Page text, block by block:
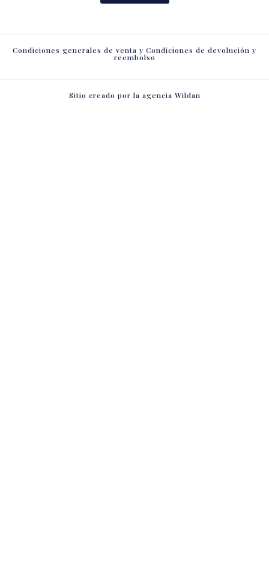
Condiciones generales de venta y Condiciones de devolución y
reembolso
Sitio creado por la agencia Wildan